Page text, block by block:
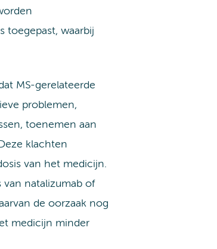
toegepast, waarbij
MS-gerelateerde
problemen,
toenemen aan
klachten
van het medicijn.
van natalizumab of
de oorzaak nog
medicijn minder